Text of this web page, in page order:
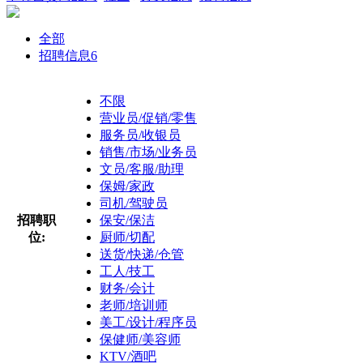
全部
招聘信息6
招聘职
位:
不限
营业员/促销/零售
服务员/收银员
销售/市场/业务员
文员/客服/助理
保姆/家政
司机/驾驶员
保安/保洁
厨师/切配
送货/快递/仓管
工人/技工
财务/会计
老师/培训师
美工/设计/程序员
保健师/美容师
KTV/酒吧